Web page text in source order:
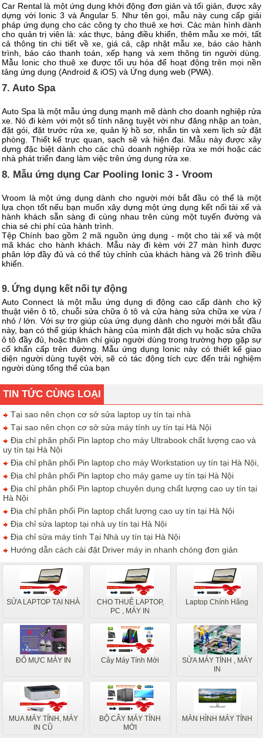
Car Rental là một ứng dụng khởi động đơn giản và tối giản, được xây
dựng với Ionic 3 và Angular 5. Như tên gọi, mẫu này cung cấp giải
pháp ứng dụng cho các công ty cho thuê xe hơi. Các màn hình dành
cho quản trị viên là: xác thực, bảng điều khiển, thêm mẫu xe mới, tất
cả thông tin chi tiết về xe, giá cả, cập nhật mẫu xe, báo cáo hành
trình, báo cáo thanh toán, xếp hạng và xem thông tin người dùng.
Mẫu Ionic cho thuê xe được tối ưu hóa để hoạt động trên mọi nền
tảng ứng dụng (Android & iOS) và Ứng dụng web (PWA).
7. Auto Spa
Auto Spa là một mẫu ứng dụng mạnh mẽ dành cho doanh nghiệp rửa
xe. Nó đi kèm với một số tính năng tuyệt vời như đăng nhập an toàn,
đặt gói, đặt trước rửa xe, quản lý hồ sơ, nhắn tin và xem lịch sử đặt
phòng. Thiết kế trực quan, sạch sẽ và hiện đại. Mẫu này được xây
dựng đặc biệt dành cho các chủ doanh nghiệp rửa xe mới hoặc các
nhà phát triển đang làm việc trên ứng dụng rửa xe.
8. Mẫu ứng dụng Car Pooling Ionic 3 - Vroom
Vroom là một ứng dụng dành cho người mới bắt đầu có thể là một
lựa chọn tốt nếu bạn muốn xây dựng một ứng dụng kết nối tài xế và
hành khách sẵn sàng đi cùng nhau trên cùng một tuyến đường và
chia sẻ chi phí của hành trình.
Tệp Chính bao gồm 2 mã nguồn ứng dụng - một cho tài xế và một
mã khác cho hành khách. Mẫu này đi kèm với 27 màn hình được
phân lớp đầy đủ và có thể tùy chỉnh của khách hàng và 26 trình điều
khiển.
9. Ứng dụng kết nối tự động
Auto Connect là một mẫu ứng dụng di động cao cấp dành cho kỹ
thuật viên ô tô, chuỗi sửa chữa ô tô và cửa hàng sửa chữa xe vừa /
nhỏ / lớn. Với sự trợ giúp của ứng dụng dành cho người mới bắt đầu
này, bạn có thể giúp khách hàng của mình đặt dịch vụ hoặc sửa chữa
ô tô đầy đủ, hoặc thậm chí giúp người dùng trong trường hợp gặp sự
cố khẩn cấp trên đường. Mẫu ứng dụng Ionic này có thiết kế giao
diện người dùng tuyệt vời, sẽ có tác động tích cực đến trải nghiệm
người dùng tổng thể của bạn
TIN TỨC CÙNG LOẠI
Tại sao nên chọn cơ sở sửa laptop uy tín tại nhà
Tại sao nên chọn cơ sở sửa máy tính uy tín tại Hà Nội
Địa chỉ phân phối Pin laptop cho máy Ultrabook chất lượng cao và
uy tín tại Hà Nội
Địa chỉ phân phối Pin laptop cho máy Workstation uy tín tại Hà Nội,
Địa chỉ phân phối Pin laptop cho máy game uy tín tại Hà Nội
Địa chỉ phân phối Pin laptop chuyên dụng chất lượng cao uy tín tại
Hà Nội
Địa chỉ phân phối Pin laptop chất lượng cao uy tín tại Hà Nội
Địa chỉ sửa laptop tại nhà uy tín tại Hà Nội
Địa chỉ sửa máy tính Tại Nhà uy tín tại Hà Nội
Hướng dẫn cách cài đặt Driver máy in nhanh chóng đơn giản
SỬA LAPTOP TẠI NHÀ
CHO THUÊ LAPTOP,
PC , MÁY IN
Laptop Chính Hãng
ĐỔ MỰC MÁY IN Cây Máy Tính Mới
SỬA MÁY TÍNH , MÁY
IN
MUA MÁY TÍNH, MÁY
IN CŨ
BỘ CÂY MÁY TÍNH
MỚI
MÀN HÌNH MÁY TÍNH